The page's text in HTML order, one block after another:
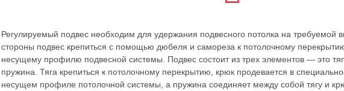
Регулируемый подвес необходим для удержания подвесного потолка на требуемой
стороны подвес крепиться с помощью дюбеля и самореза к потолочному
несущему профилю подвесной системы. Подвес состоит из трех элементов — это
пружина. Тяга крепиться к потолочному перекрытию, крюк продевается в
несущем профиле потолочной системы, а пружина соединяет между собой тягу и